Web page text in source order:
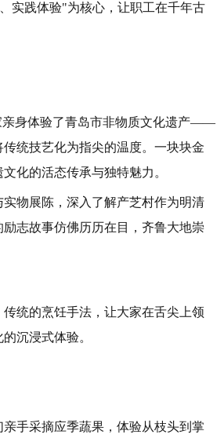
实践体验"为核心，让职工在千年古
亲身体验了青岛市非物质文化遗产——
统技艺化为指尖的温度。一块块金
化的活态传承与独特魅力。
物展陈，深入了解产芝村作为明清
志故事仿佛历历在目，齐鲁大地崇
统的烹饪手法，让大家在舌尖上领
沉浸式体验。
手采摘应季蔬果，体验从枝头到掌